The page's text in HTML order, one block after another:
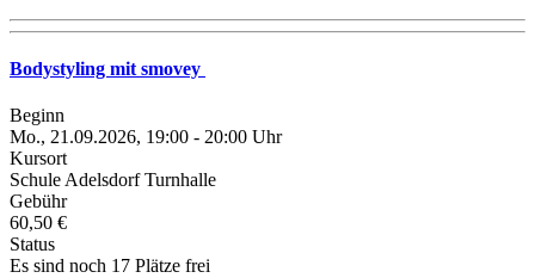
Bodystyling mit smovey
Beginn
Mo., 21.09.2026, 19:00 - 20:00 Uhr
Kursort
Schule Adelsdorf Turnhalle
Gebühr
60,50 €
Status
Es sind noch 17 Plätze frei